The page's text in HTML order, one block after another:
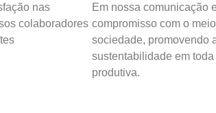
nas
colaboradores
Em nossa comunicação e
compromisso com o
sociedade, promovendo
sustentabilidade em
produtiva.